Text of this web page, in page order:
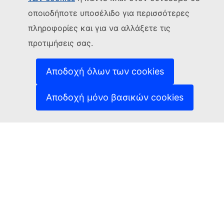
οποιοδήποτε υποσέλιδο για περισσότερες
πληροφορίες και για να αλλάξετε τις
προτιμήσεις σας.
Αποδοχή όλων των cookies
Αποδοχή μόνο βασικών cookies
Επικοινωνήστε μαζί μας
(Εξωτερική σύνδεση)
Αναφορά τρωτού σημείου ΤΠ (Εξωτερική σύνδεση)
Γλώσσες στις οποίες είναι διαθέσιμοι οι ιστότοποί
(Εξωτερική σύνδεση)
(Εξωτερική σύνδεση)
Πολιτική απορρήτου
Ανακοίνωση νομικού περιεχομένου
(Εξωτερική
Δυνατότητα πρόσβασης